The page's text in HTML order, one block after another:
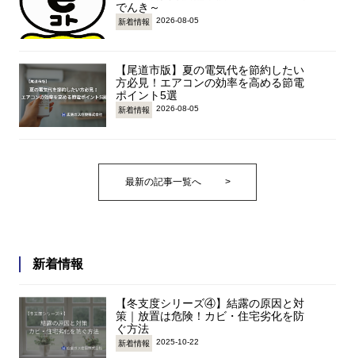
でんき～
新着情報 2026-08-05
【尾道市版】夏の電気代を節約したい
方必見！エアコンの効率を高める節電
ポイント5選
新着情報 2026-08-05
最新の記事一覧へ >
新着情報
【冬支度シリーズ④】結露の原因と対
策｜放置は危険！カビ・住宅劣化を防
ぐ方法
新着情報 2025-10-22